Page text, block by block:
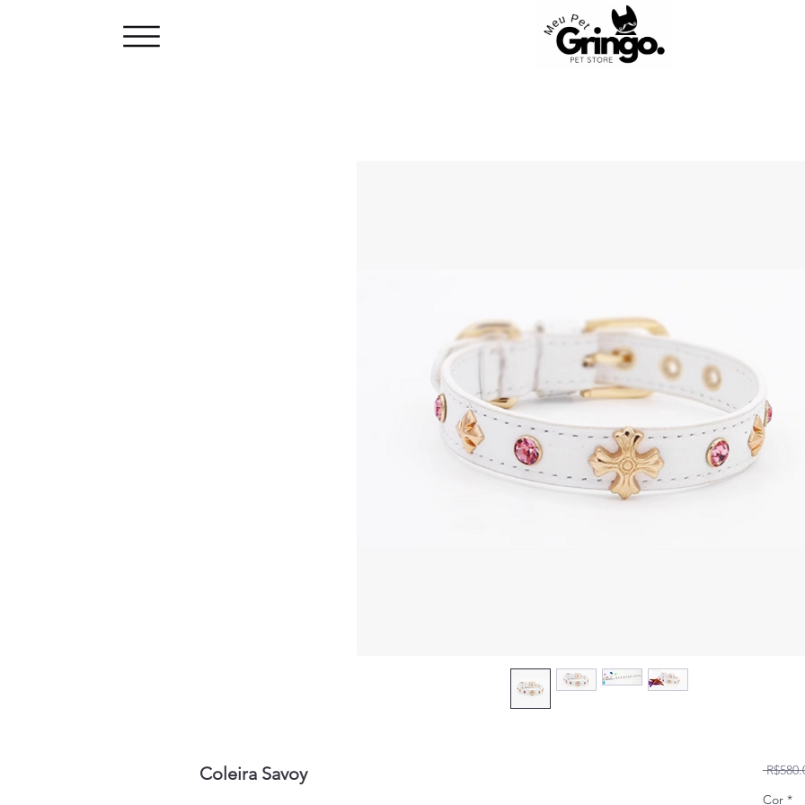
Coleira Savoy
Cor *